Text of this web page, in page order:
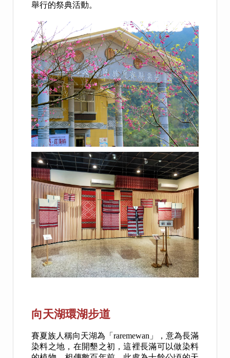
舉行的祭典活動。
向天湖環湖步道
賽夏族人稱向天湖為「raremewan」，意為長滿
染料之地，在開墾之初，這裡長滿可以做染料